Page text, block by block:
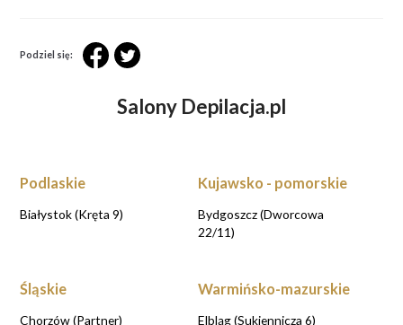
Podziel się:
Salony Depilacja.pl
Podlaskie
Białystok (Kręta 9)
Kujawsko - pomorskie
Bydgoszcz (Dworcowa
22/11)
Śląskie
Chorzów (Partner)
Warmińsko-mazurskie
Elbląg (Sukiennicza 6)